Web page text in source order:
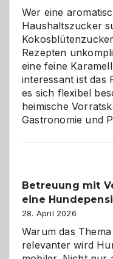
Wer eine
Haushaltszucker
Rezepten
eine feine
interessant ist das
es sich flexibel
heimische
Gastronomie und
Betreuung mit
eine
28. April 2026
Warum das
relevanter wird